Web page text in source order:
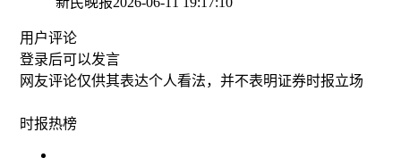
用户评论
登录后可以发言
网友评论仅供其表达个人看法，并不表明证券时报立场
时报热榜